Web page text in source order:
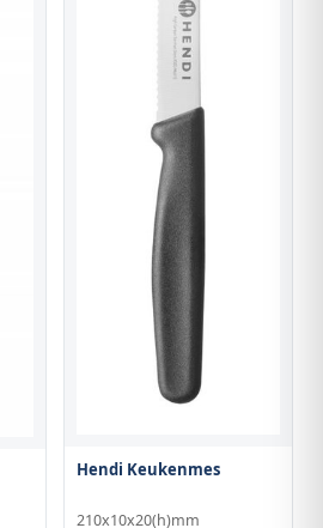
Hendi Keukenmes
210x10x20(h)mm